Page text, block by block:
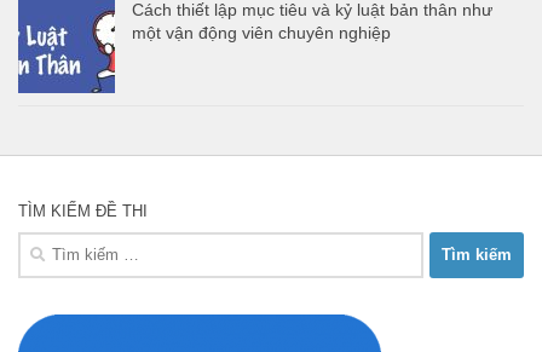
Cách thiết lập mục tiêu và kỷ luật bản thân như
một vận động viên chuyên nghiệp
TÌM KIẾM ĐỀ THI
Tìm